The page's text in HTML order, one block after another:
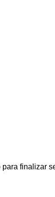
finalizar